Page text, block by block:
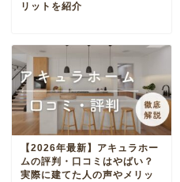
リットを紹介
【2026年最新】アキュラホー
ムの評判・口コミはやばい？
実際に建てた人の声やメリッ